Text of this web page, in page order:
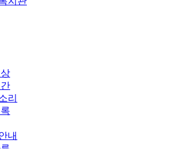
리
내